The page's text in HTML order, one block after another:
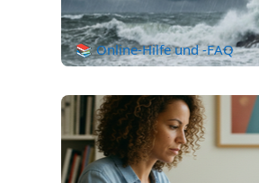
📚 Online-Hilfe und -FAQ